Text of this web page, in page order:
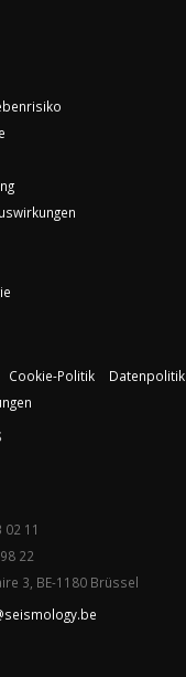
Cookie-Politik Datenpolitik
11
22
3, BE-1180 Brüssel